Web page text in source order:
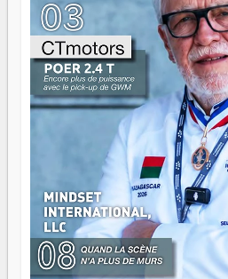
d'équipage. Partagez vos
Surtout vos échecs, d'ailleurs —
n'importe quel manuel. À
Il faut juste s'assurer que tout
même sens.